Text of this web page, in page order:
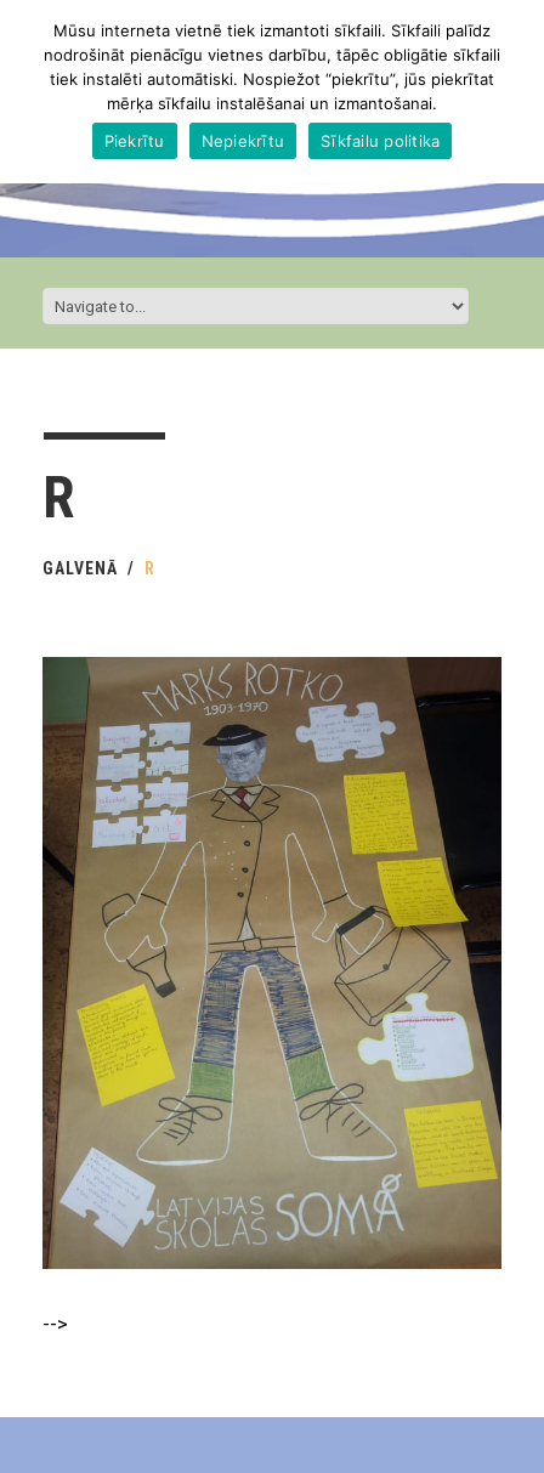
R
GALVENĀ R
-->
Mūsu interneta vietnē tiek izmantoti sīkfaili. Sīkfaili palīdz
nodrošināt pienācīgu vietnes darbību, tāpēc obligātie sīkfaili
tiek instalēti automātiski. Nospiežot “piekrītu”, jūs piekrītat
mērķa sīkfailu instalēšanai un izmantošanai.
Piekrītu
Nepiekrītu Sīkfailu politika